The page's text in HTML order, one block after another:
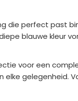
perfect past
blauwe kleur
voor een
gelegenheid.